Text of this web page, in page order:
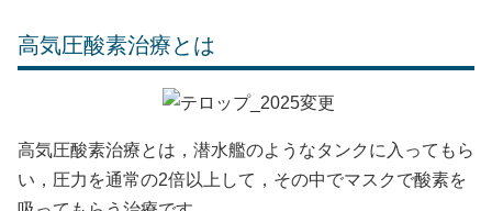
高気圧酸素治療とは
高気圧酸素治療とは，潜水艦のようなタンクに入ってもら
い，圧力を通常の2倍以上して，その中でマスクで酸素を